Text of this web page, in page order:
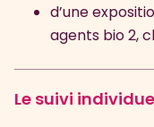
d’une
agents bio 2,
Le suivi